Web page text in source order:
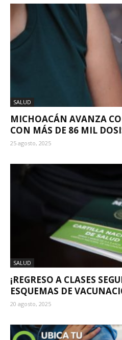
SALUD
MICHOACÁN AVANZA
CON MÁS DE 86 MIL
25 agosto, 2025
SALUD
¡REGRESO A CLASES
ESQUEMAS DE
20 agosto, 2025